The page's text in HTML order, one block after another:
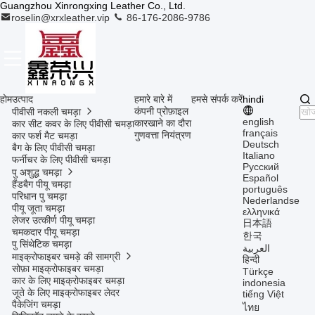
Guangzhou Xinrongxing Leather Co., Ltd.
roselin@xrxleather.vip
86-176-2086-9786
होमउत्पाद
पीवीसी नकली चमड़ा
कार सीट कवर के लिए पीवीसी चमड़ा
कार फर्श मैट चमड़ा
बैग के लिए पीवीसी चमड़ा
फर्नीचर के लिए पीवीसी चमड़ा
पु अशुद्ध चमड़ा
हैंडबैग पीयू चमड़ा
परिधान पु चमड़ा
पीयू जूता चमड़ा
लेजर उत्कीर्ण पीयू चमड़ा
चमकदार पीयू चमड़ा
पु सिंथेटिक चमड़ा
माइक्रोफाइबर चमड़े की सामग्री
सोफ़ा माइक्रोफाइबर चमड़ा
कार के लिए माइक्रोफाइबर चमड़ा
जूते के लिए माइक्रोफाइबर लेदर
पैकेजिंग चमड़ा
हमारे बारे में
कंपनी प्रोफ़ाइल
कारखाने का दौरा
गुणवत्ता नियंत्रण
हमसे संपर्क करेंhindi
english
français
Deutsch
Italiano
Русский
Español
português
Nederlandse
ελληνικά
日本語
한국
العربية
हिन्दी
Türkçe
indonesia
tiếng Việt
ไทย